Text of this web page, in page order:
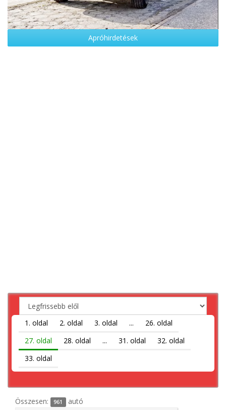
Apróhirdetések
1. oldal 2. oldal 3. oldal ...
26. oldal
27. oldal
28. oldal ... 31. oldal
32. oldal
33. oldal
Összesen: 961
autó